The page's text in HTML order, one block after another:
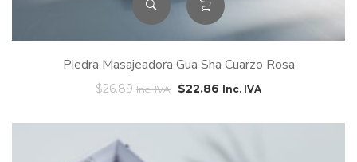
Piedra Masajeadora Gua Sha Cuarzo Rosa
$26.89 Inc. IVA $22.86 Inc. IVA